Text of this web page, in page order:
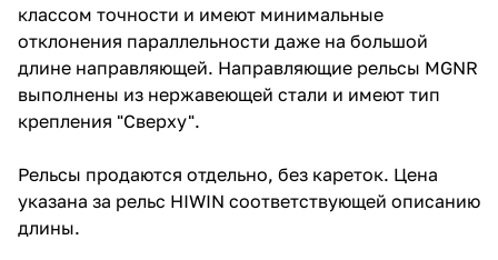
классом точности и имеют минимальные
отклонения параллельности даже на большой
длине направляющей. Направляющие рельсы MGNR
выполнены из нержавеющей стали и имеют тип
крепления "Сверху".
Рельсы продаются отдельно, без кареток. Цена
указана за рельс HIWIN соответствующей описанию
длины.